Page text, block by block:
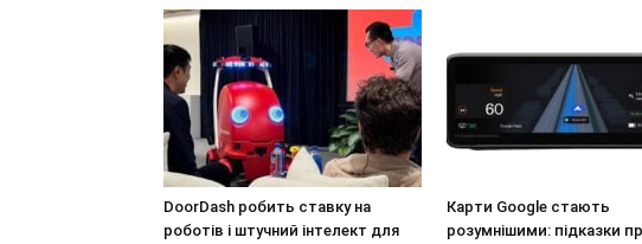
DoorDash робить ставку на
роботів і штучний інтелект для
Карти Google стають
розумнішими: підказки